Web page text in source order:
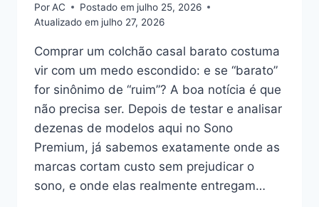
PorAC Postado em julho 25, 2026
Atualizado em julho 27, 2026
Comprar um colchão casal barato costuma
vir com um medo escondido: e se “barato”
for sinônimo de “ruim”? A boa notícia é que
não precisa ser. Depois de testar e analisar
dezenas de modelos aqui no Sono
Premium, já sabemos exatamente onde as
marcas cortam custo sem prejudicar o
sono, e onde elas realmente entregam…